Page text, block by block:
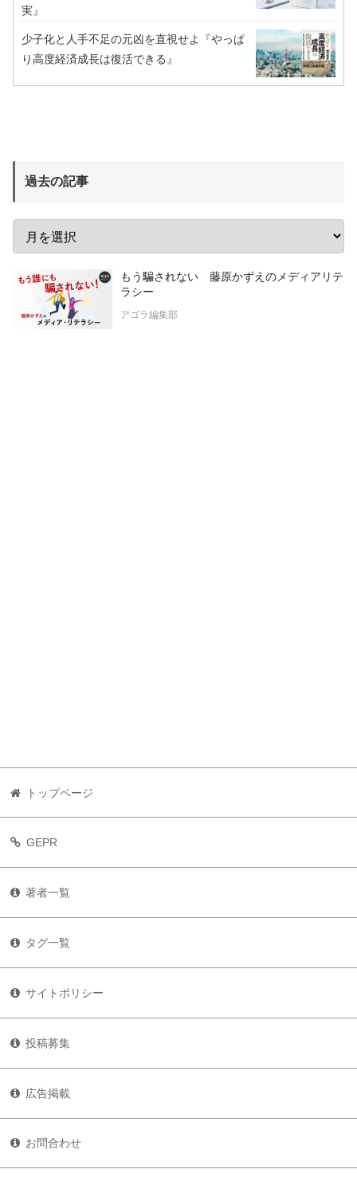
実』
少子化と人手不足の元凶を直視せよ『やっぱ
り高度経済成長は復活できる』
過去の記事
もう騙されない 藤原かずえのメディアリテ
ラシー
アゴラ編集部
トップページ
GEPR
著者一覧
タグ一覧
サイトポリシー
投稿募集
広告掲載
お問合わせ